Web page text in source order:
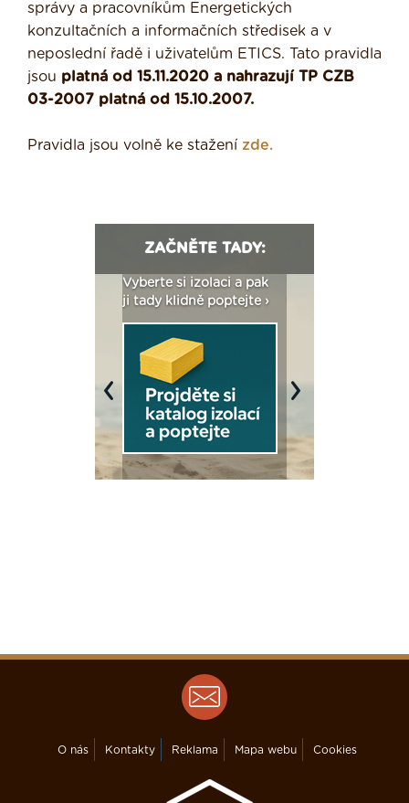
správy a pracovníkům Energetických
konzultačních a informačních středisek a v
neposlední řadě i uživatelům ETICS. Tato pravidla
jsou platná od 15.11.2020 a nahrazují TP CZB
03-2007 platná od 15.10.2007.
Pravidla jsou volně ke stažení zde.
ZAČNĚTE TADY:
Vyberte si izolaci a pak
ji tady klidně poptejte ›
Previous Next
O nás Kontakty Reklama Mapa webu Cookies